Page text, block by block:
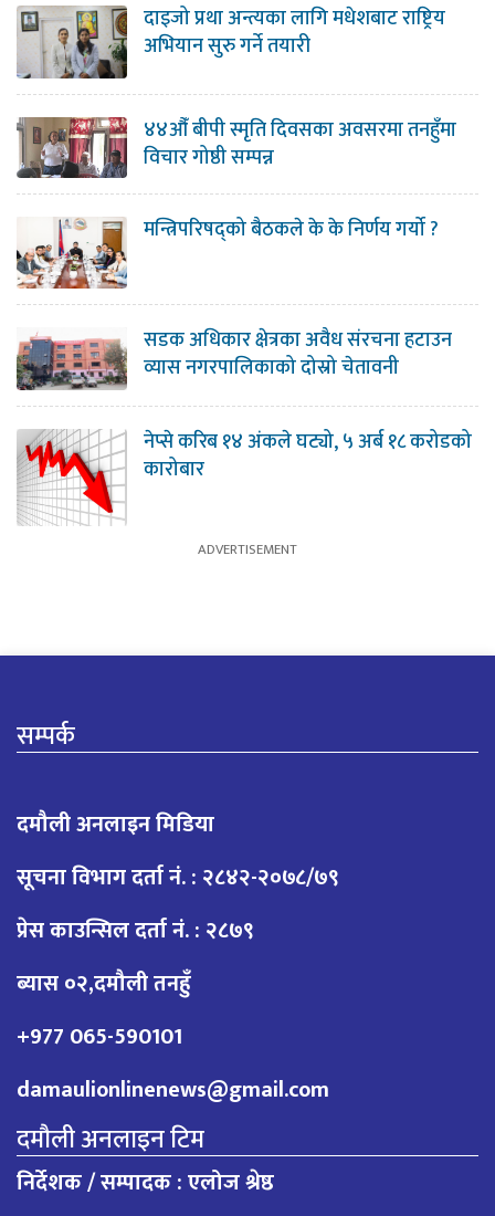
दाइजो प्रथा अन्त्यका लागि मधेशबाट राष्ट्रिय
अभियान सुरु गर्ने तयारी
४४औँ बीपी स्मृति दिवसका अवसरमा तनहुँमा
विचार गोष्ठी सम्पन्न
मन्त्रिपरिषद्को बैठकले के के निर्णय गर्यो ?
सडक अधिकार क्षेत्रका अवैध संरचना हटाउन
व्यास नगरपालिकाको दोस्रो चेतावनी
नेप्से करिब १४ अंकले घट्यो, ५ अर्ब १८ करोडको
कारोबार
सम्पर्क
दमौली अनलाइन मिडिया
सूचना विभाग दर्ता नं. : २८४२-२०७८/७९
प्रेस काउन्सिल दर्ता नं. : २८७९
ब्यास ०२,दमौली तनहुँ
+977 065-590101
damaulionlinenews@gmail.com
दमौली अनलाइन टिम
निर्देशक / सम्पादक : एलोज श्रेष्ठ